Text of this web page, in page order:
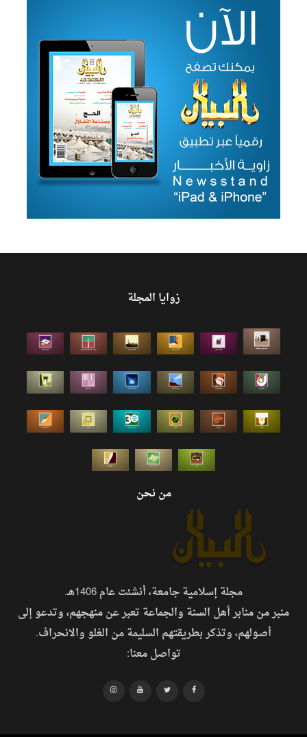
زوايا المجلة
من نحن
مجلة إسلامية جامعة، أنشئت عام 1406هـ.
منبر من منابر أهل السنة والجماعة تعبر عن منهجهم، وتدعو إلى
أصولهم، وتذكر بطريقتهم السليمة من الغلو والانحراف.
تواصل معنا: